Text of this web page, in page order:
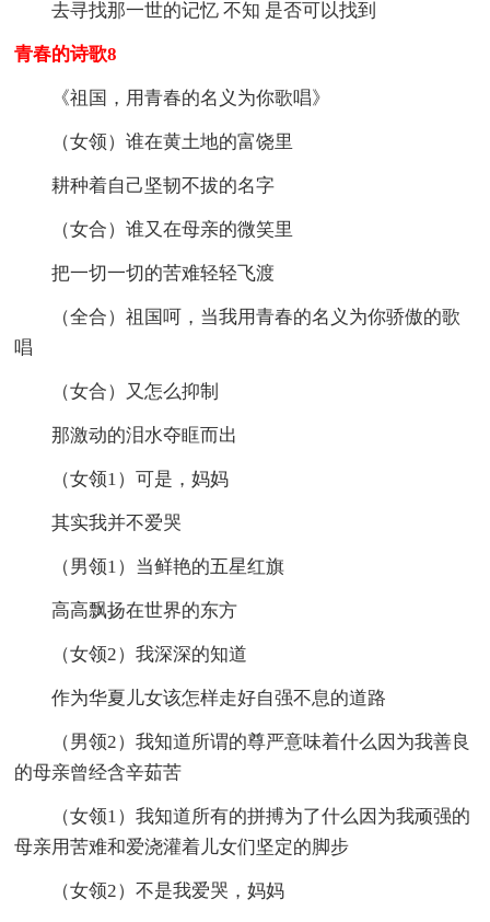
去寻找那一世的记忆 不知 是否可以找到
青春的诗歌8
《祖国，用青春的名义为你歌唱》
（女领）谁在黄土地的富饶里
耕种着自己坚韧不拔的名字
（女合）谁又在母亲的微笑里
把一切一切的苦难轻轻飞渡
（全合）祖国呵，当我用青春的名义为你骄傲的歌
唱
（女合）又怎么抑制
那激动的泪水夺眶而出
（女领1）可是，妈妈
其实我并不爱哭
（男领1）当鲜艳的五星红旗
高高飘扬在世界的东方
（女领2）我深深的知道
作为华夏儿女该怎样走好自强不息的道路
（男领2）我知道所谓的尊严意味着什么因为我善良
的母亲曾经含辛茹苦
（女领1）我知道所有的拼搏为了什么因为我顽强的
母亲用苦难和爱浇灌着儿女们坚定的脚步
（女领2）不是我爱哭，妈妈